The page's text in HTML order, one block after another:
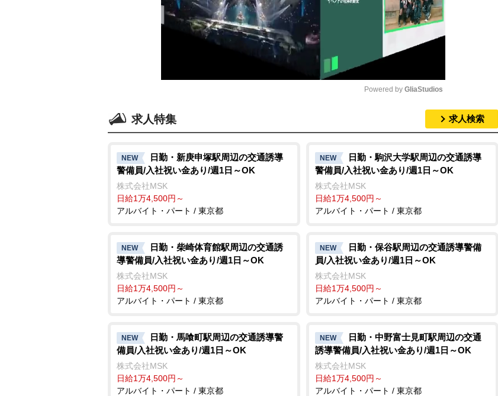
t
e
Powered by GliaStudios
求人特集 求人検索
NEW
日勤・新庚申塚駅周辺の交通誘導
警備員/入社祝い金あり/週1日～OK
株式会社MSK
日給1万4,500円～
アルバイト・パート / 東京都
NEW
日勤・駒沢大学駅周辺の交通誘導
警備員/入社祝い金あり/週1日～OK
株式会社MSK
日給1万4,500円～
アルバイト・パート / 東京都
NEW
日勤・柴崎体育館駅周辺の交通誘
導警備員/入社祝い金あり/週1日～OK
株式会社MSK
日給1万4,500円～
アルバイト・パート / 東京都
NEW
日勤・保谷駅周辺の交通誘導警備
員/入社祝い金あり/週1日～OK
株式会社MSK
日給1万4,500円～
アルバイト・パート / 東京都
NEW
日勤・馬喰町駅周辺の交通誘導警
備員/入社祝い金あり/週1日～OK
株式会社MSK
日給1万4,500円～
アルバイト・パート / 東京都
NEW
日勤・中野富士見町駅周辺の交通
誘導警備員/入社祝い金あり/週1日～OK
株式会社MSK
日給1万4,500円～
アルバイト・パート / 東京都